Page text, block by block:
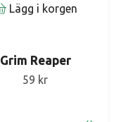
Lägg i korgen
Grim Reaper
59 kr